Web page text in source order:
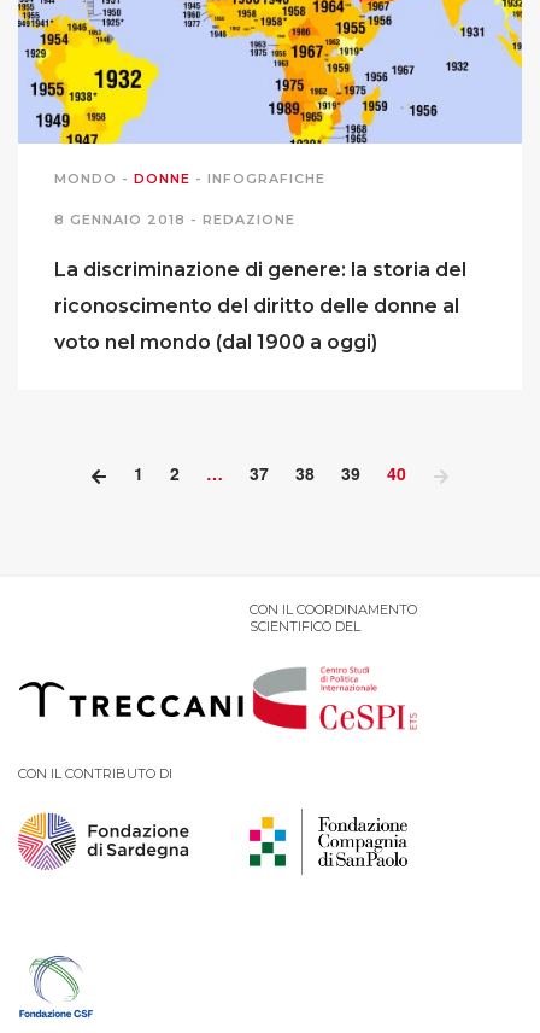
PODCAST EVENTI
AUTORI
MONDO - DONNE - INFOGRAFICHE
8 GENNAIO 2018 - REDAZIONE
La discriminazione di genere: la storia del
riconoscimento del diritto delle donne al
voto nel mondo (dal 1900 a oggi)
1 2 … 37 38 39 40
CON IL COORDINAMENTO
SCIENTIFICO DEL
CON IL CONTRIBUTO DI